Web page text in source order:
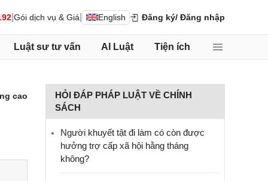
Gói dịch vụ & Giá English Đăng ký/ Đăng nhập
Luật sư tư vấn AI Luật Tiện ích
cao
HỎI ĐÁP PHÁP LUẬT VỀ CHÍNH
SÁCH
Người khuyết tật đi làm có còn được
hưởng trợ cấp xã hội hằng tháng
không?